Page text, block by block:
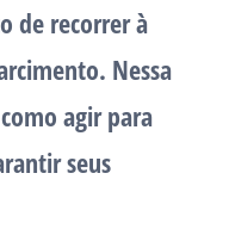
de recorrer à
Nessa
agir para
seus